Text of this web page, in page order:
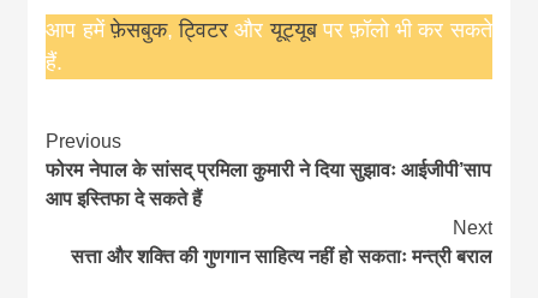
आप हमेंफ़ेसबुक,ट्विटरऔरयूट्यूबपर फ़ॉलो भी कर सकते
हैं.
Continue
Reading
Previous
फोरम नेपाल के सांसद् प्रमिला कुमारी ने दिया सुझावः आईजीपी’साप
आप इस्तिफा दे सकते हैं
Next
सत्ता और शक्ति की गुणगान साहित्य नहीं हो सकताः मन्त्री बराल